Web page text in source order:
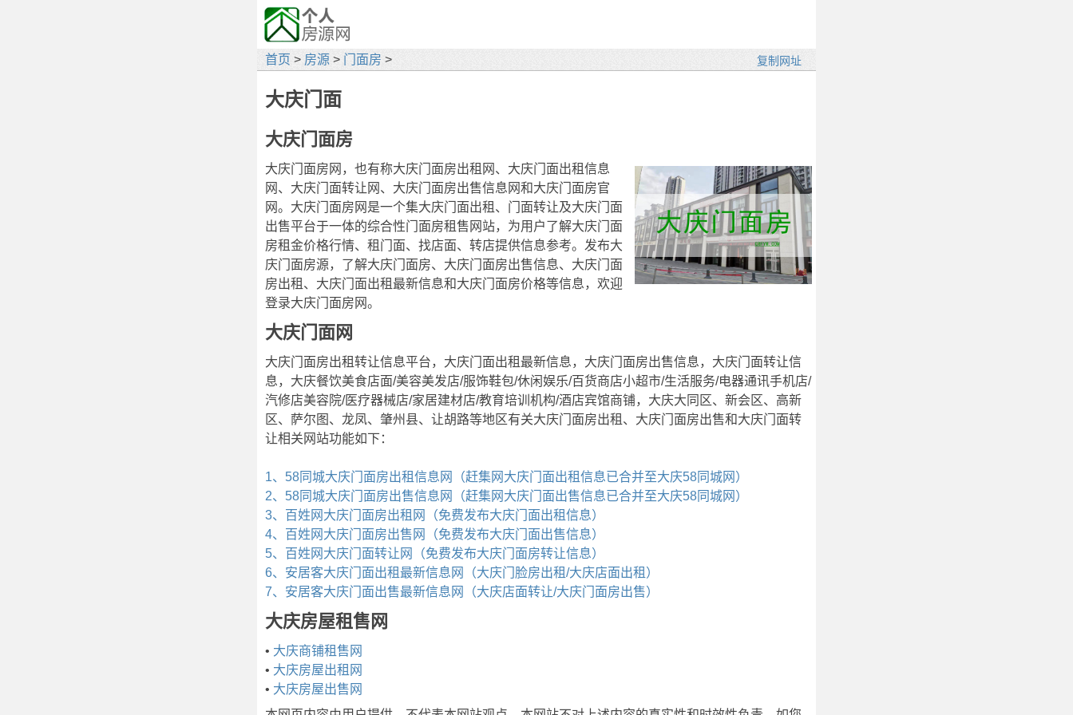
首页 > 房源 > 门面房 >
大庆门面
大庆门面房
大庆门面房网，也有称大庆门面房出租网、大庆门面出租信息
网、大庆门面转让网、大庆门面房出售信息网和大庆门面房官
网。大庆门面房网是一个集大庆门面出租、门面转让及大庆门面
出售平台于一体的综合性门面房租售网站，为用户了解大庆门面
房租金价格行情、租门面、找店面、转店提供信息参考。发布大
庆门面房源，了解大庆门面房、大庆门面房出售信息、大庆门面
房出租、大庆门面出租最新信息和大庆门面房价格等信息，欢迎
登录大庆门面房网。
大庆门面网
大庆门面房出租转让信息平台，大庆门面出租最新信息，大庆门面房出售信息，大庆门面转让信
息，大庆餐饮美食店面/美容美发店/服饰鞋包/休闲娱乐/百货商店小超市/生活服务/电器通讯手机店/
汽修店美容院/医疗器械店/家居建材店/教育培训机构/酒店宾馆商铺，大庆大同区、新会区、高新
区、萨尔图、龙凤、肇州县、让胡路等地区有关大庆门面房出租、大庆门面房出售和大庆门面转
让相关网站功能如下：
1、58同城大庆门面房出租信息网（赶集网大庆门面出租信息已合并至大庆58同城网）
2、58同城大庆门面房出售信息网（赶集网大庆门面出售信息已合并至大庆58同城网）
3、百姓网大庆门面房出租网（免费发布大庆门面出租信息）
4、百姓网大庆门面房出售网（免费发布大庆门面出售信息）
5、百姓网大庆门面转让网（免费发布大庆门面房转让信息）
6、安居客大庆门面出租最新信息网（大庆门脸房出租/大庆店面出租）
7、安居客大庆门面出售最新信息网（大庆店面转让/大庆门面房出售）
大庆房屋租售网
• 大庆商铺租售网
• 大庆房屋出租网
• 大庆房屋出售网